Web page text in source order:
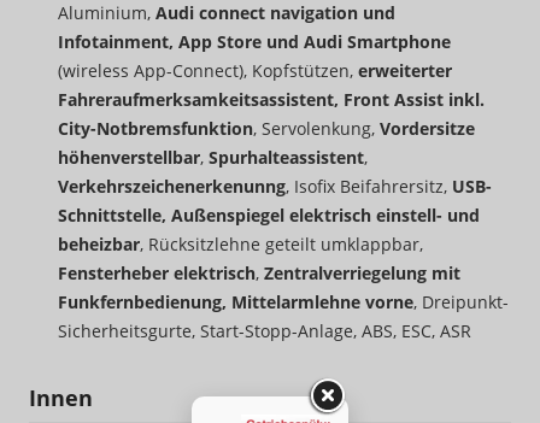
Aluminium, Audi connect navigation und
Infotainment, App Store und Audi Smartphone
(wireless App-Connect), Kopfstützen, erweiterter
Fahreraufmerksamkeitsassistent, Front Assist inkl.
City-Notbremsfunktion, Servolenkung, Vordersitze
höhenverstellbar, Spurhalteassistent,
Verkehrszeichenerkenunng, Isofix Beifahrersitz, USB-
Schnittstelle, Außenspiegel elektrisch einstell- und
beheizbar, Rücksitzlehne geteilt umklappbar,
Fensterheber elektrisch, Zentralverriegelung mit
Funkfernbedienung, Mittelarmlehne vorne, Dreipunkt-
Sicherheitsgurte, Start-Stopp-Anlage, ABS, ESC, ASR
Innen